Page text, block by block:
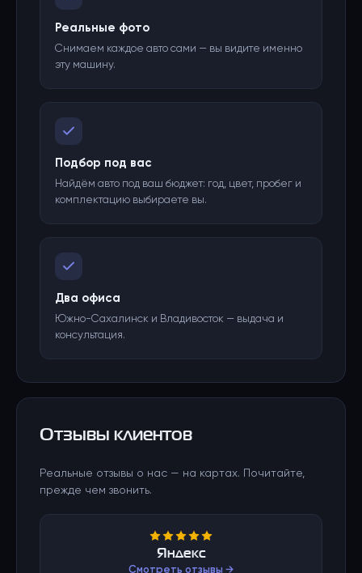
Реальные фото
Снимаем каждое авто сами — вы видите именно
эту машину.
Подбор под вас
Найдём авто под ваш бюджет: год, цвет, пробег и
комплектацию выбираете вы.
Два офиса
Южно-Сахалинск и Владивосток — выдача и
консультация.
Отзывы клиентов
Реальные отзывы о нас — на картах. Почитайте,
прежде чем звонить.
Яндекс
Смотреть отзывы →